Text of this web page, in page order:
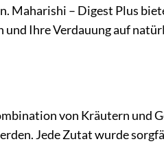
Maharishi – Digest Plus
Ihre Verdauung auf
von Kräutern und
Jede Zutat wurde